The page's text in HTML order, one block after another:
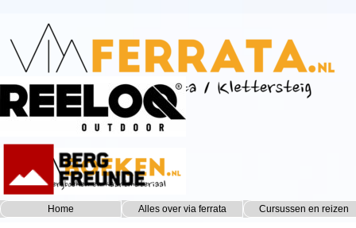
Home Alles over via ferrata ▼
Cursussen en reizen